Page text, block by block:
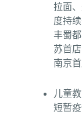
拉面
度持
丰蜀
苏首
南京
儿童
短暂